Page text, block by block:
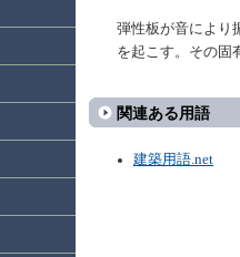
弾性板が音により
を起こす。その固
関連ある用語
建築用語.net